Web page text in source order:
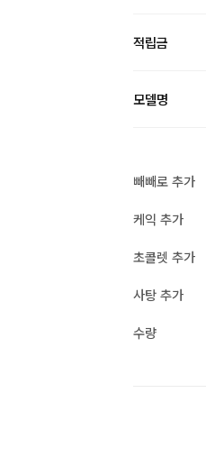
적립금
모델명
빼빼로 추가
케익 추가
초콜렛 추가
사탕 추가
수량